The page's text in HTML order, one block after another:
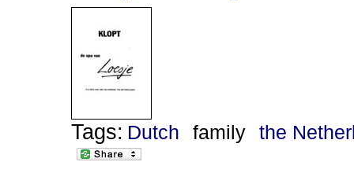
Tags: Dutch family the